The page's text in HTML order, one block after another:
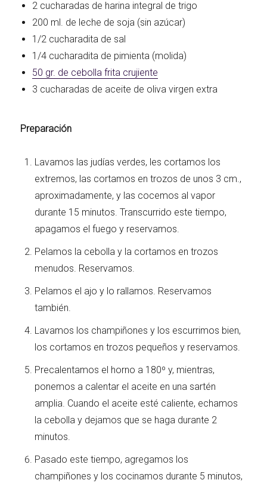
2 cucharadas de harina integral de trigo
200 ml. de leche de soja (sin azúcar)
1/2 cucharadita de sal
1/4 cucharadita de pimienta (molida)
50 gr. de cebolla frita crujiente
3 cucharadas de aceite de oliva virgen extra
Preparación
Lavamos las judías verdes, les cortamos los
extremos, las cortamos en trozos de unos 3 cm.,
aproximadamente, y las cocemos al vapor
durante 15 minutos. Transcurrido este tiempo,
apagamos el fuego y reservamos.
Pelamos la cebolla y la cortamos en trozos
menudos. Reservamos.
Pelamos el ajo y lo rallamos. Reservamos
también.
Lavamos los champiñones y los escurrimos bien,
los cortamos en trozos pequeños y reservamos.
Precalentamos el horno a 180º y, mientras,
ponemos a calentar el aceite en una sartén
amplia. Cuando el aceite esté caliente, echamos
la cebolla y dejamos que se haga durante 2
minutos.
Pasado este tiempo, agregamos los
champiñones y los cocinamos durante 5 minutos,